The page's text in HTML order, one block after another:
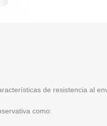
de resistencia al
como: